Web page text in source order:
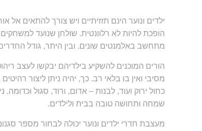
ילדים ונוער הינם תזזיתיים ויש צורך להתאים
הופכת להיות לא רלוונטית. שולחן שנועד
מתחשב באלמנטים שונים. ובין היתר, גודל
הורים המוכנים להשקיע בילדיהם יבקשו לעצב
מסיבי ואין בו בלאי רב. כך, יהיה ניתן ליצור
כחול ירוק ועוד, לבנות – אדום, ורוד, סגול
שמחה ותחושה טובה בבית ולילדים.
מעצבת חדרי ילדים ונוער יכולה לבחור מספר